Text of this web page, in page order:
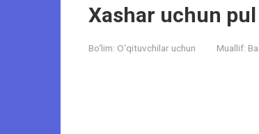
Xashar uchun
Bo‘lim: O‘qituvchilar uchun Muallif: